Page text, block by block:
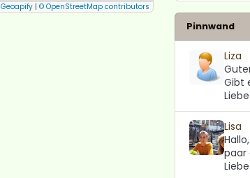
Geoapify| © OpenStreetMap contributors
Pinnwand
Liza
Gibt
Lisa
paar